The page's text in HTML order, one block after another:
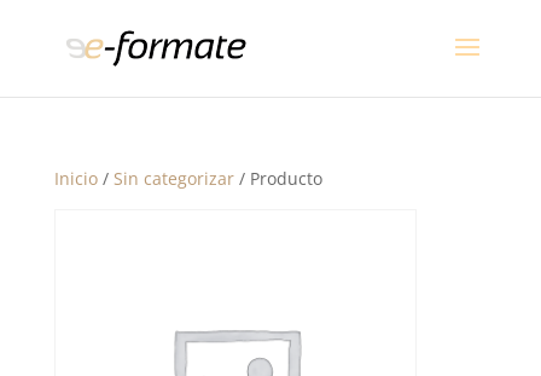
Inicio/ Sin categorizar/ Producto